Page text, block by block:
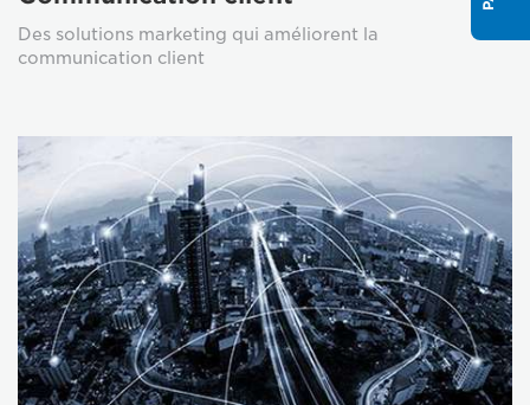
Des solutions marketing qui améliorent la
communication client